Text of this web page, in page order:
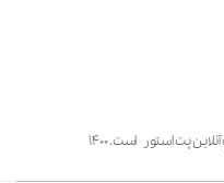
پت استور است. ۱۴۰۰